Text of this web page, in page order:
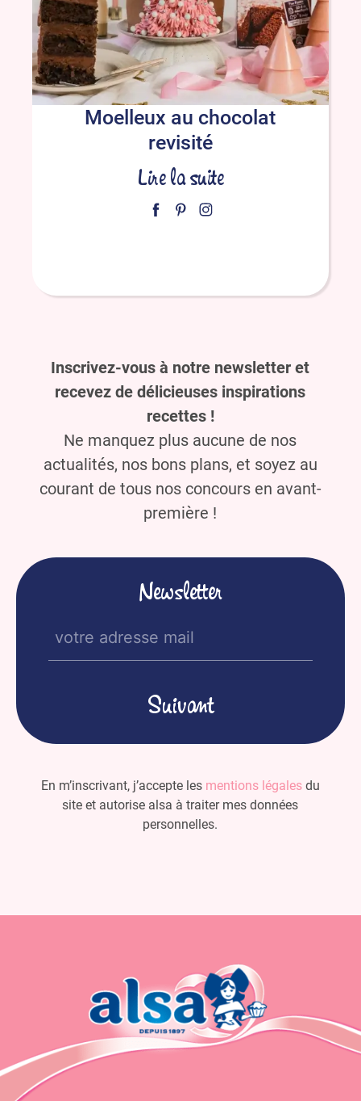
Moelleux au chocolat
revisité
Lire la suite
Inscrivez-vous à notre newsletter et
recevez de délicieuses inspirations
recettes !
Ne manquez plus aucune de nos
actualités, nos bons plans, et soyez au
courant de tous nos concours en avant-
première !
Newsletter
E-
mail
En m’inscrivant, j’accepte les mentions légalesdu
site et autorise alsa à traiter mes données
personnelles.